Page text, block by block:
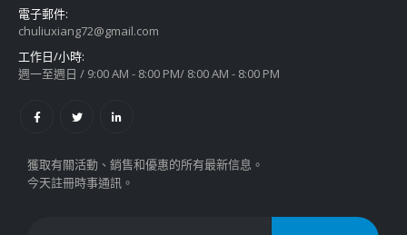
電子郵件:
chuliuxiang72@gmail.com
工作日/小時:
週一至週日 / 9:00 AM - 8:00 PM/ 8:00 AM - 8:00 PM
獲取有關活動、銷售和優惠的所有最新信息。
今天註冊時事通訊。